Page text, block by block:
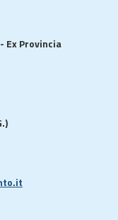
Ex Provincia